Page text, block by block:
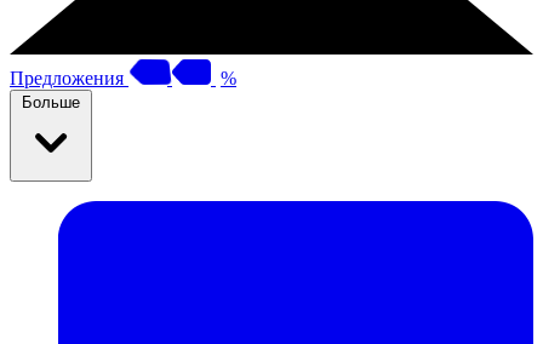
Предложения %
Больше